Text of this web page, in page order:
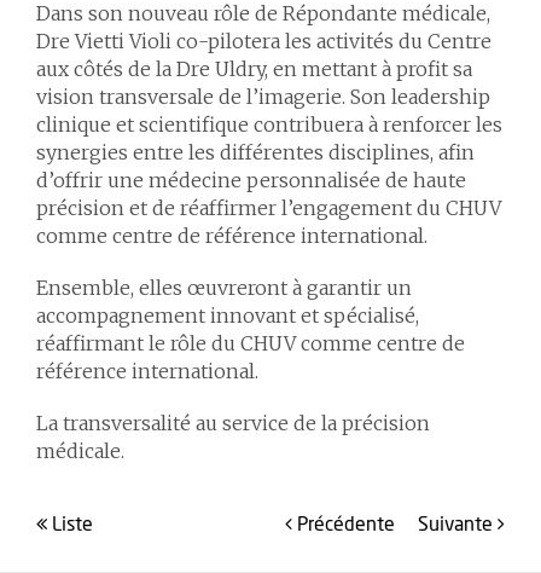
Dans son nouveau rôle de Répondante médicale,
Dre Vietti Violi co-pilotera les activités du Centre
aux côtés de la Dre Uldry, en mettant à profit sa
vision transversale de l’imagerie. Son leadership
clinique et scientifique contribuera à renforcer les
synergies entre les différentes disciplines, afin
d’offrir une médecine personnalisée de haute
précision et de réaffirmer l’engagement du CHUV
comme centre de référence international.
Ensemble, elles œuvreront à garantir un
accompagnement innovant et spécialisé,
réaffirmant le rôle du CHUV comme centre de
référence international.
La transversalité au service de la précision
médicale.
liste précédente suivante